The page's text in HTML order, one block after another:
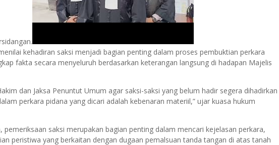
kehadiran saksi menjadi bagian penting dalam proses pembuktian perkara
fakta secara menyeluruh berdasarkan keterangan langsung di hadapan Majelis
dan Jaksa Penuntut Umum agar saksi-saksi yang belum hadir segera dihadirkan
perkara pidana yang dicari adalah kebenaran materiil,” ujar kuasa hukum
saksi merupakan bagian penting dalam mencari kejelasan perkara,
peristiwa yang berkaitan dengan dugaan pemalsuan tanda tangan di atas tanah